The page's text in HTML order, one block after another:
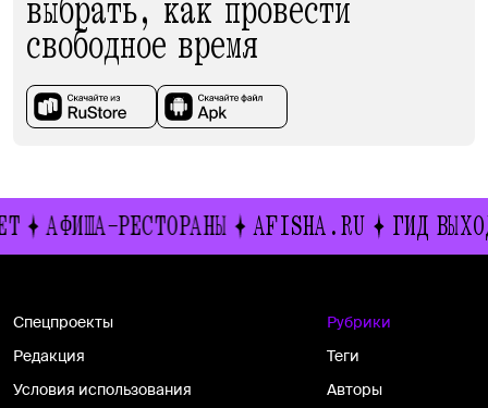
свободное время
РЕСТОРАНЫ AFISHA.RU ГИД
Спецпроекты
Редакция
Условия использования
Рубрики
Теги
Авторы